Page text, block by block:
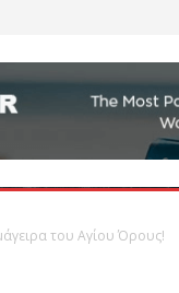
του Αγίου Όρους!